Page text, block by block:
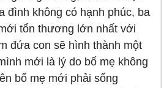
đình không có hạnh phúc, ba
tổn thương lớn nhất với
đứa con sẽ hình thành một
mới là lý do bố mẹ không
bố mẹ mới phải sống